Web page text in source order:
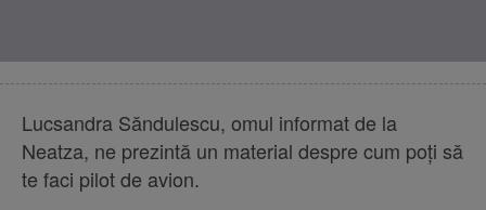
Lucsandra Săndulescu, omul informat de la
Neatza, ne prezintă un material despre cum poți să
te faci pilot de avion.